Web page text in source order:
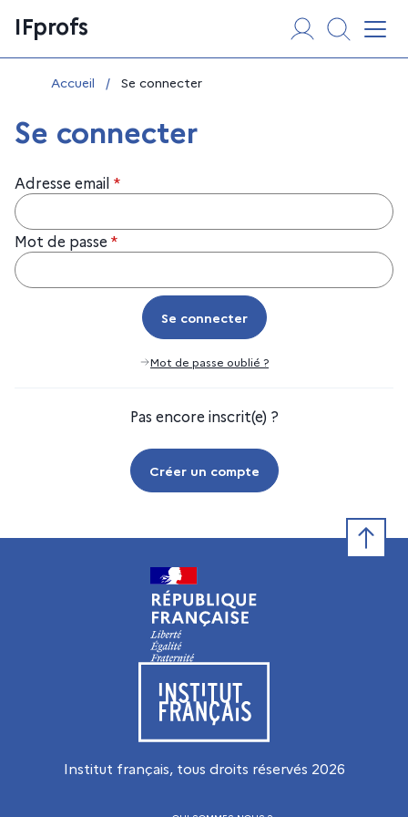
au
contenu
IFprofs
Vous êtes ici :
Accueil / Se connecter
Se connecter
Adresse email *
Mot de passe *
Se connecter
Se connecter
Mot de passe oublié ?
Pas encore inscrit(e) ?
Créer un compte
Visiter le site de l’Institut français
Institut français, tous droits réservés 2026